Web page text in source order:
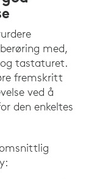
med,
tastaturet.
fremskritt
ved å
den enkeltes